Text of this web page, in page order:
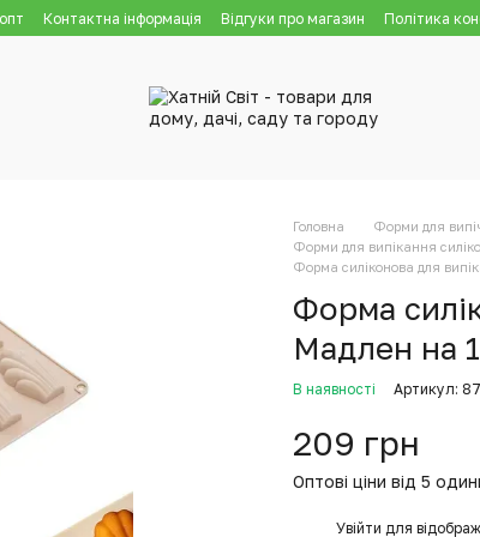
Контактна інформація Відгуки про магазин Політика
Головна Форми для
Форми для випікання
Форма силіконова для
Форма
Мадлен на
В наявності Артикул:
209 грн
Оптові ціни від 5
Увійти для